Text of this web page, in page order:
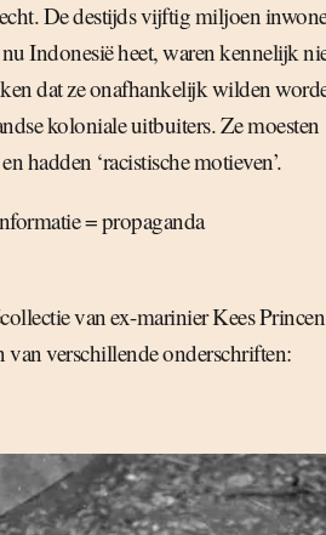
De destijds vijftig miljoen
Indonesië heet, waren kennelijk
dat ze onafhankelijk wilden
koloniale uitbuiters. Ze moesten
hadden ‘racistische motieven’.
= propaganda
van ex-marinier Kees
van verschillende onderschriften: